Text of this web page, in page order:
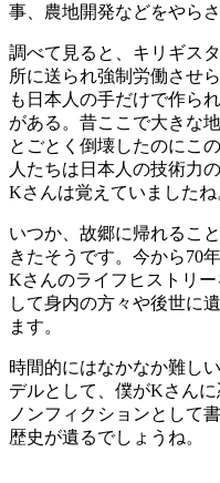
事、農地開発などをやら
調べて見ると、キリギス
所に送られ強制労働させ
も日本人の手だけで作ら
がある。昔ここで大きな
とごとく倒壊したのにこ
人たちは日本人の技術力
Kさんは覚えていましたね
いつか、故郷に帰れるこ
きたそうです。今から70
Kさんのライフヒストリ
して身内の方々や後世に
ます。
時間的にはなかなか難し
デルとして、僕がKさん
ノンフィクションとして
歴史が遺るでしょうね。